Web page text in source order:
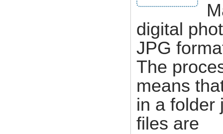
digital
JPG
The
means
in a folder
files are